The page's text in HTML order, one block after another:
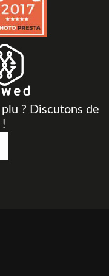
? Discutons de